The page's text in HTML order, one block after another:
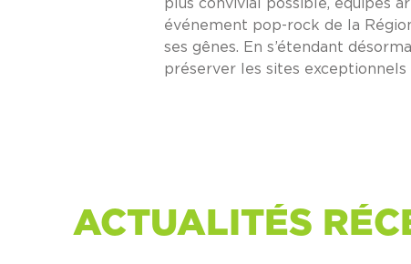
plus convivial possible, équipes
événement pop-rock de la
ses gênes. En s’étendant
préserver les sites exceptionnels
ACTUALITÉS